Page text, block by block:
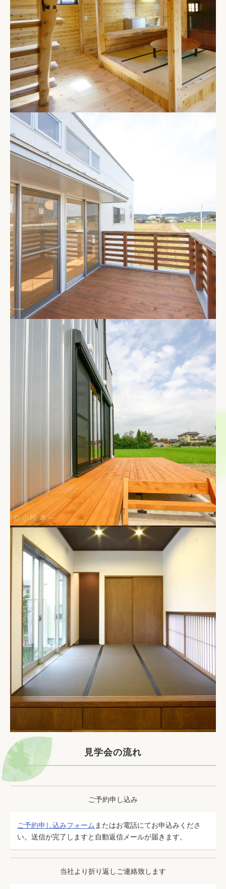
見学会の流れ
ご予約申し込み
ご予約申し込みフォーム またはお電話にてお申込みくださ
い。送信が完了しますと自動返信メールが届きます。
当社より折り返しご連絡致します